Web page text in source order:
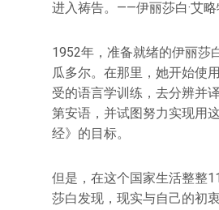
进入祷告。——伊丽莎白·艾略
1952年，准备就绪的伊丽莎
瓜多尔。在那里，她开始使
受的语言学训练，去分辨并
第安语，并试图努力实现用
经》的目标。
但是，在这个国家生活整整
莎白发现，现实与自己的初